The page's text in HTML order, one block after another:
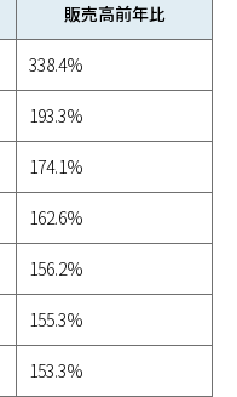
販売高前年比
338.4%
193.3%
174.1%
162.6%
156.2%
155.3%
153.3%